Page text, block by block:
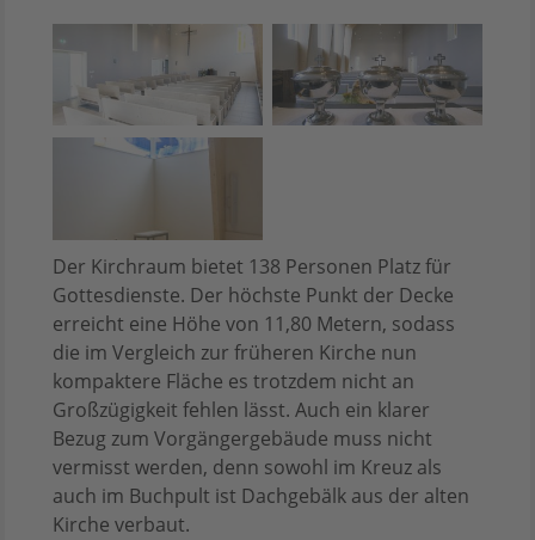
Der Kirchraum bietet 138 Personen Platz für
Gottesdienste. Der höchste Punkt der Decke
erreicht eine Höhe von 11,80 Metern, sodass
die im Vergleich zur früheren Kirche nun
kompaktere Fläche es trotzdem nicht an
Großzügigkeit fehlen lässt. Auch ein klarer
Bezug zum Vorgängergebäude muss nicht
vermisst werden, denn sowohl im Kreuz als
auch im Buchpult ist Dachgebälk aus der alten
Kirche verbaut.